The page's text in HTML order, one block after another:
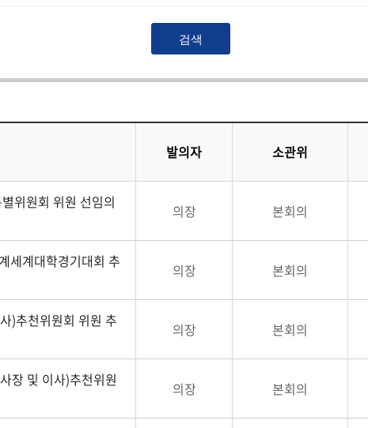
발의자 소관위
위원회 위원 선임의
의장 본회의
세계대학경기대회 추
의장 본회의
)추천위원회 위원 추
의장 본회의
장 및 이사)추천위원
의장 본회의